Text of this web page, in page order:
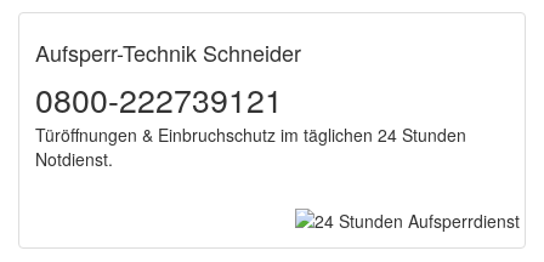
Aufsperr-Technik Schneider
0800-222739121
Türöffnungen & Einbruchschutz im täglichen 24 Stunden
Notdienst.